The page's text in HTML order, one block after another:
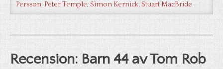
Persson, Peter Temple, Simon Kernick, Stuart MacBride
Recension: Barn 44 av Tom Rob